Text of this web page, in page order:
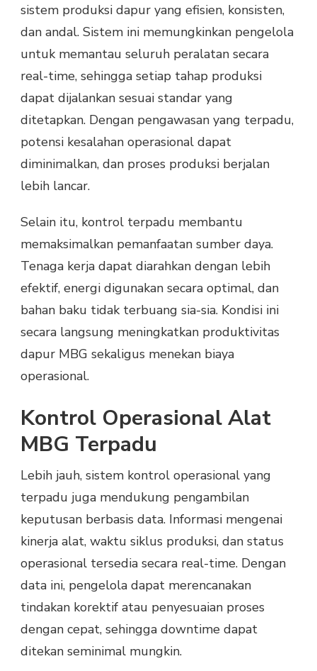
sistem produksi dapur yang efisien, konsisten,
dan andal. Sistem ini memungkinkan pengelola
untuk memantau seluruh peralatan secara
real-time, sehingga setiap tahap produksi
dapat dijalankan sesuai standar yang
ditetapkan. Dengan pengawasan yang terpadu,
potensi kesalahan operasional dapat
diminimalkan, dan proses produksi berjalan
lebih lancar.
Selain itu, kontrol terpadu membantu
memaksimalkan pemanfaatan sumber daya.
Tenaga kerja dapat diarahkan dengan lebih
efektif, energi digunakan secara optimal, dan
bahan baku tidak terbuang sia-sia. Kondisi ini
secara langsung meningkatkan produktivitas
dapur MBG sekaligus menekan biaya
operasional.
Kontrol Operasional Alat
MBG Terpadu
Lebih jauh, sistem kontrol operasional yang
terpadu juga mendukung pengambilan
keputusan berbasis data. Informasi mengenai
kinerja alat, waktu siklus produksi, dan status
operasional tersedia secara real-time. Dengan
data ini, pengelola dapat merencanakan
tindakan korektif atau penyesuaian proses
dengan cepat, sehingga downtime dapat
ditekan seminimal mungkin.